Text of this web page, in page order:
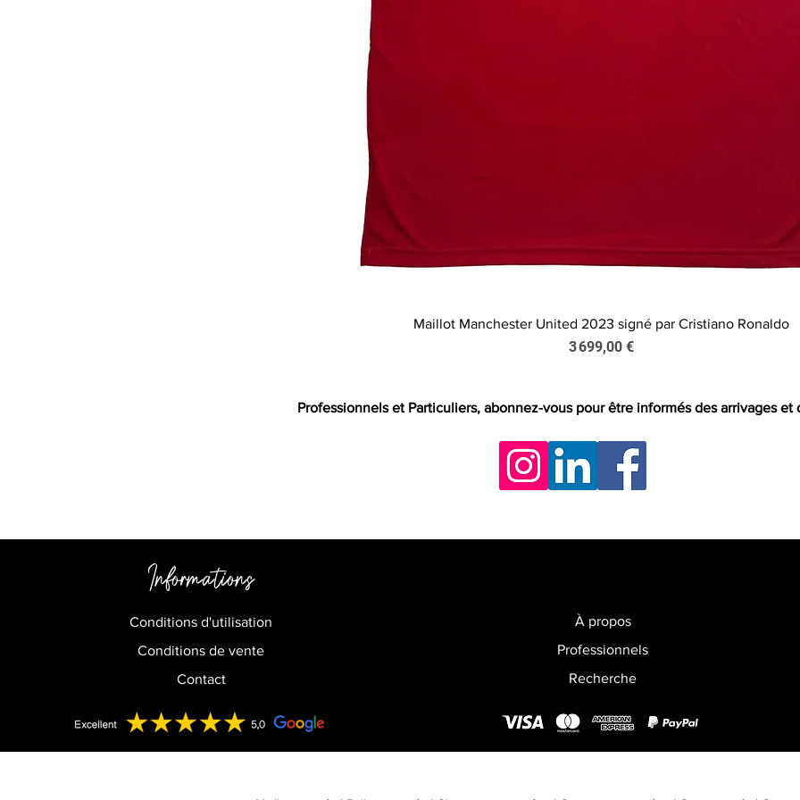
Aperçu rapide
Maillot Manchester United 2023 signé par Cristiano Ronaldo
Prix
3 699,00 €
Professionnels et Particuliers, abonnez-vous pour être informés des arrivages et
Informations
Conditions d'utilisation
Conditions de vente
Contact
À propos
Professionnels
Recherche